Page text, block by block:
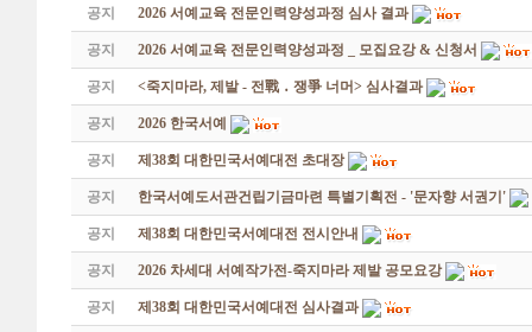
공지 2026 서예교육 전문인력양성과정 심사 결과
공지 2026 서예교육 전문인력양성과정 _ 모집요강 & 신청서
공지 <죽지마라, 제발 - 전戰 ․ 쟁爭 너머> 심사결과
공지 2026 한국서예
공지 제38회 대한민국서예대전 초대장
공지 한국서예도서관건립기금마련 특별기획전 - '문자향 서권기'
공지 제38회 대한민국서예대전 전시안내
공지 2026 차세대 서예작가전-죽지마라 제발 공모요강
공지 제38회 대한민국서예대전 심사결과